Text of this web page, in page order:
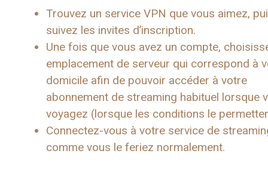
Trouvez un service VPN que vous aimez,
suivez les invites d’inscription.
Une fois que vous avez un compte,
emplacement de serveur qui correspond à
domicile afin de pouvoir accéder à votre
abonnement de streaming habituel lorsque
voyagez (lorsque les conditions le
Connectez-vous à votre service de
comme vous le feriez normalement.